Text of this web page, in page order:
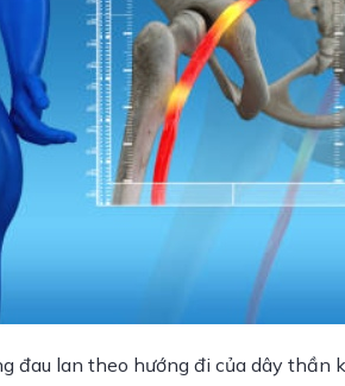
đau lan theo hướng đi của dây thần